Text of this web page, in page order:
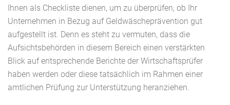
Ihnen als Checkliste dienen, um zu überprüfen, ob Ihr
Unternehmen in Bezug auf Geldwäscheprävention gut
aufgestellt ist. Denn es steht zu vermuten, dass die
Aufsichtsbehörden in diesem Bereich einen verstärkten
Blick auf entsprechende Berichte der Wirtschaftsprüfer
haben werden oder diese tatsächlich im Rahmen einer
amtlichen Prüfung zur Unterstützung heranziehen.